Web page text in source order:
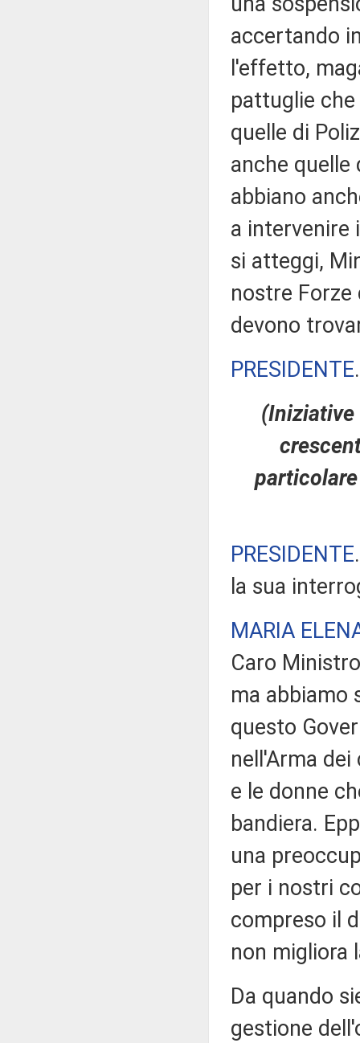
accertando
l'effetto,
pattuglie
quelle di
anche quelle
abbiano
a intervenire
si atteggi,
nostre Forze
devono
PRESIDENTE
(Iniziative
PRESIDENTE
la sua
MARIA
Caro
ma abbiamo
questo
nell'Arma
e le donne
bandiera.
una
per i nostri
compreso il
non migliora
Da quando
gestione